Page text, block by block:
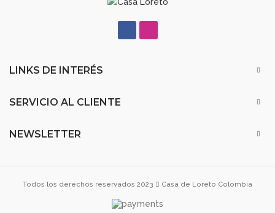
LINKS DE INTERÉS
SERVICIO AL CLIENTE
NEWSLETTER
Todos los derechos reservados 2023 Casa de Loreto Colombia